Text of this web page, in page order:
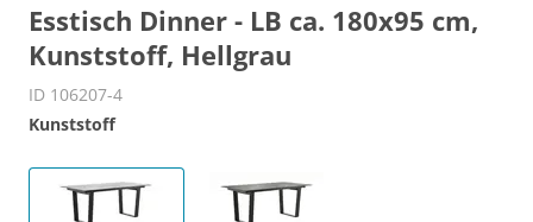
Esstisch Dinner - LB ca. 180x95 cm,
Kunststoff, Hellgrau
ID 106207-4
Kunststoff